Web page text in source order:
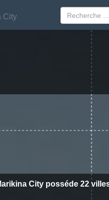
City
City posséde 22
City